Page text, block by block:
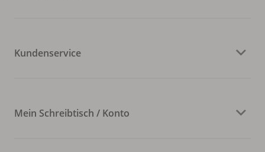
Kundenservice
Mein Schreibtisch / Konto